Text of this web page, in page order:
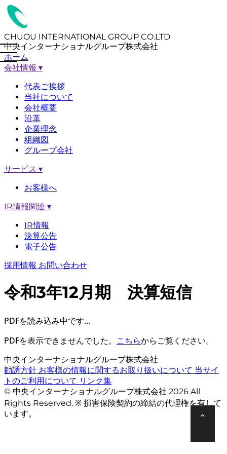
CHUOU INTERNATIONAL GROUP CO.LTD
中央インターナショナルグループ株式会社
ホーム
会社情報 ▾
代表ご挨拶
当社について
会社概要
沿革
企業理念
組織図
グループ会社
サービス ▾
お客様へ
IR情報関連 ▾
IR情報
決算公告
電子公告
採用情報 お問い合わせ
令和3年12月期 決算短信
PDFを読み込み中です…
PDFを表示できませんでした。 こちらからご覧ください。
中央インターナショナルグループ株式会社
勧誘方針 お客様の情報に関するお取り扱いについて 当サイ
トのご利用について リンク集
© 中央インターナショナルグループ株式会社 2026 All
Rights Reserved. ※ 損害保険契約の締結の代理権を有して
います。